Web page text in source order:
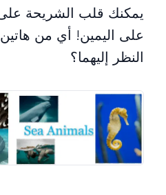
يمكنك قلب الشريحة
على اليمين! أي من
النظر إليهما؟